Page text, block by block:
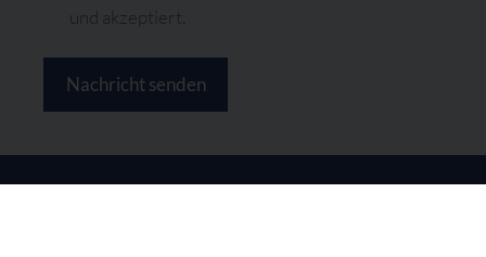
und akzeptiert.
Nachricht senden